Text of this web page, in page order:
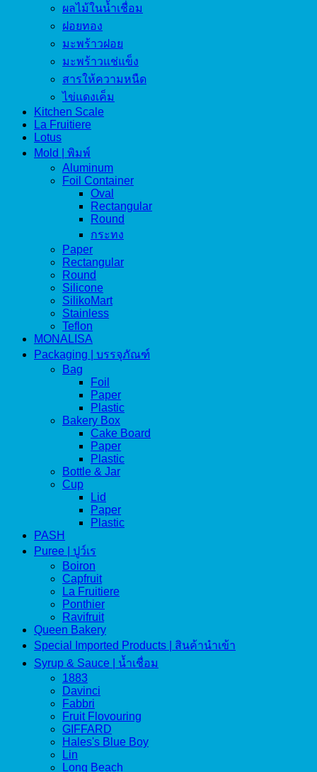
ผลไม้ในน้ำเชื่อม
ฝอยทอง
มะพร้าวฝอย
มะพร้าวแช่แข็ง
สารให้ความหนืด
ไข่แดงเค็ม
Kitchen Scale
La Fruitiere
Lotus
Mold | พิมพ์
Aluminum
Foil Container
Oval
Rectangular
Round
กระทง
Paper
Rectangular
Round
Silicone
SilikoMart
Stainless
Teflon
MONALISA
Packaging | บรรจุภัณฑ์
Bag
Foil
Paper
Plastic
Bakery Box
Cake Board
Paper
Plastic
Bottle & Jar
Cup
Lid
Paper
Plastic
PASH
Puree | ปูว์เร
Boiron
Capfruit
La Fruitiere
Ponthier
Ravifruit
Queen Bakery
Special Imported Products | สินค้านำเข้า
Syrup & Sauce | น้ำเชื่อม
1883
Davinci
Fabbri
Fruit Flovouring
GIFFARD
Hales's Blue Boy
Lin
Long Beach